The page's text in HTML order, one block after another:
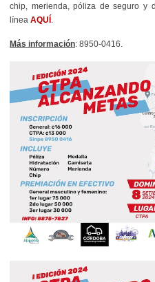
chip, merienda, póliza de seguro y
línea AQUÍ
Más información: 8950-0416.